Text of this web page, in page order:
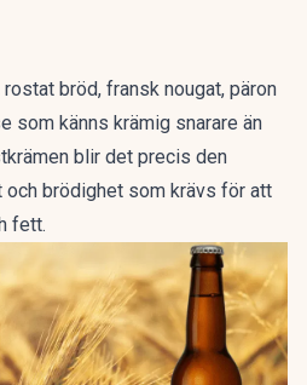
bröd, fransk nougat, päron
som känns krämig snarare än
blir det precis den
brödighet som krävs för att
fett.